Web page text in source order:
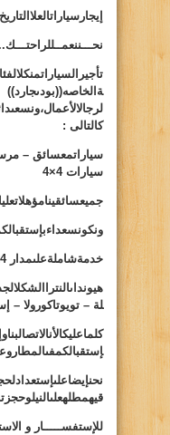
إيجارسياراتالعلا
ةالخاصه((بودىجارد))
كالتالى :
سياراتمعسائق –
سيارات 4×4
خدمةشاملةعلىمدار 24 ساعة
لة – تويوتاكورولا –
للإستفســـــار و